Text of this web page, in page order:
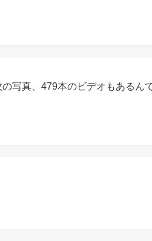
写真、479本のビデオもあるん